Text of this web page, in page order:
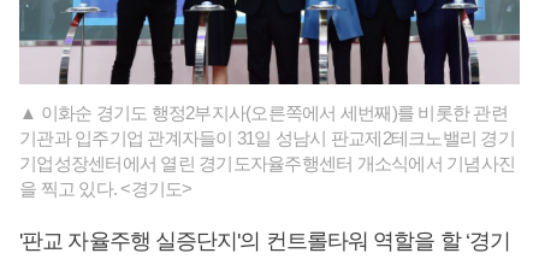
▲ 이화순 경기도 행정2부지사(오른쪽에서 세번째)를 비롯한 관련
기관과 입주기업 관계자들이 31일 성남시 판교제2테크노밸리 경기
기업성장센터에서 열린 경기도자율주행센터 개소식에서 기념사진
을 찍고 있다. <경기도>
'판교 자율주행 실증단지'의 컨트롤타워 역할을 할 ‘경기